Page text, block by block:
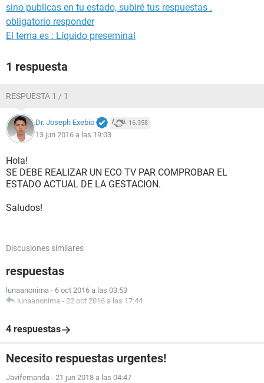
sino publicas en tu estado, subiré tus respuestas .
obligatorio responder
El tema es : Líquido preseminal
1 respuesta
RESPUESTA 1 / 1
Dr. Joseph Exebio 16.358
13 jun 2016 a las 19:03
Hola!
SE DEBE REALIZAR UN ECO TV PAR COMPROBAR EL
ESTADO ACTUAL DE LA GESTACION.
Saludos!
Discusiones similares
respuestas
lunaanonima - 6 oct 2016 a las 03:53
lunaanonima - 22 oct 2016 a las 17:44
4 respuestas
Necesito respuestas urgentes!
Javifernanda - 21 jun 2018 a las 04:47